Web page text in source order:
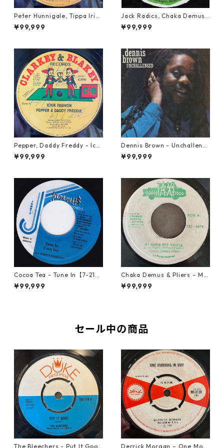
Peter Hunnigale, Tippa Irie
- Raggamuffin Girl【12-50
045】
¥99,999
Jack Radics, Chaka Demus
& Pliers - Twist And Shout
【7-21830】
¥99,999
Pepper, Daddy Freddy - Icki
e Fashion【12-50044】
¥99,999
Dennis Brown - Unchalleng
ed【LP-70046】
¥99,999
Cocoa Tea - Tune In【7-2187
2】
¥99,999
Chaka Demus & Pliers – Mu
rder She Wrote【7-21777】
¥99,999
セール中の商品
The Bleechers - Put It Good
Derrick Morgan – One Morn